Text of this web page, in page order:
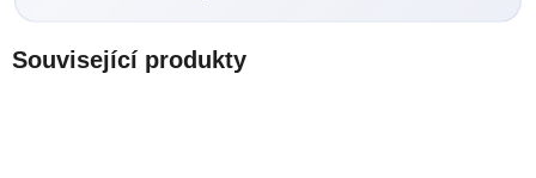
Související produkty